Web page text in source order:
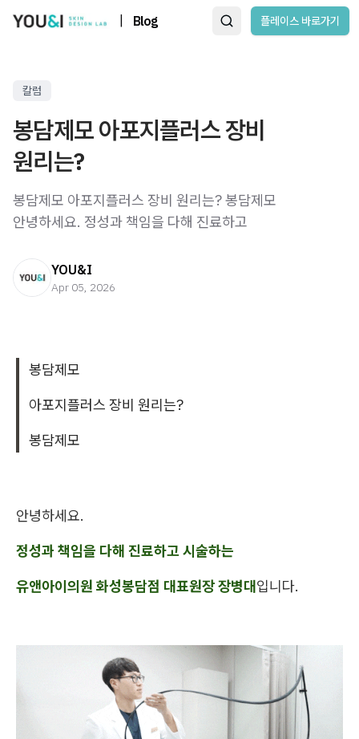
Blog 플레이스 바로가기
칼럼
봉담제모 아포지플러스 장비
원리는?
봉담제모 아포지플러스 장비 원리는? 봉담제모 ​
안녕하세요. 정성과 책임을 다해 진료하고
YOU&I
Apr 05, 2026
봉담제모
아포지플러스 장비 원리는?
봉담제모
안녕하세요.
정성과 책임을 다해 진료하고 시술하는
유앤아이의원 화성봉담점 대표원장 장병대입니다.